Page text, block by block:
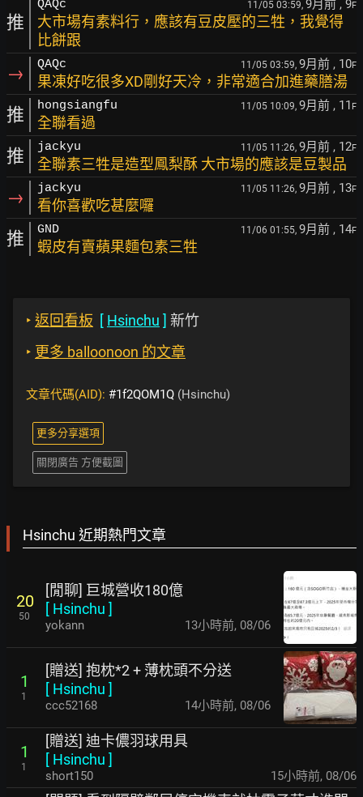
推
QAQc 11/05 03:59, 9月前 , 9F
大市場有素料行，應該有豆皮壓的三牲，我覺得
比餅跟
→ QAQc 11/05 03:59, 9月前 , 10F
果凍好吃很多XD剛好天冷，非常適合加進藥膳湯
推 hongsiangfu 11/05 10:09, 9月前 , 11 F
全聯看過
推 jackyu 11/05 11:26, 9月前 , 12F
全聯素三牲是造型鳳梨酥 大市場的應該是豆製品
→ jackyu 11/05 11:26, 9月前 , 13F
看你喜歡吃甚麼囉
推 GND 11/06 01:55, 9月前 , 14F
蝦皮有賣蘋果麵包素三牲
‣ 返回看板 [ Hsinchu ] 新竹
‣ 更多 balloonoon 的文章
文章代碼(AID): #1f2QOM1Q (Hsinchu)
更多分享選項
關閉廣告 方便截圖
Hsinchu 近期熱門文章
20
50
[閒聊] 巨城營收180億
[ Hsinchu ]
yokann 13小時前, 08/06
1
1
[贈送] 抱枕*2 + 薄枕頭不分送
[ Hsinchu ]
ccc52168 14小時前, 08/06
1
1
[贈送] 迪卡儂羽球用具
[ Hsinchu ]
short150 15小時前, 08/06